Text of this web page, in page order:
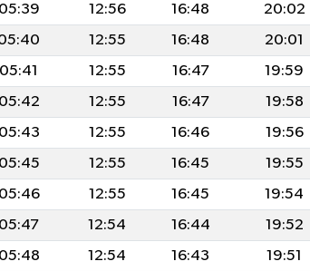
05:39 12:56 16:48 20:02
12:55 16:48 20:01
05:41 12:55 16:47 19:59
05:42 12:55 16:47 19:58
05:43 12:55 16:46 19:56
05:45 12:55 16:45 19:55
05:46 12:55 16:45 19:54
05:47 12:54 16:44 19:52
05:48 12:54 16:43 19:51